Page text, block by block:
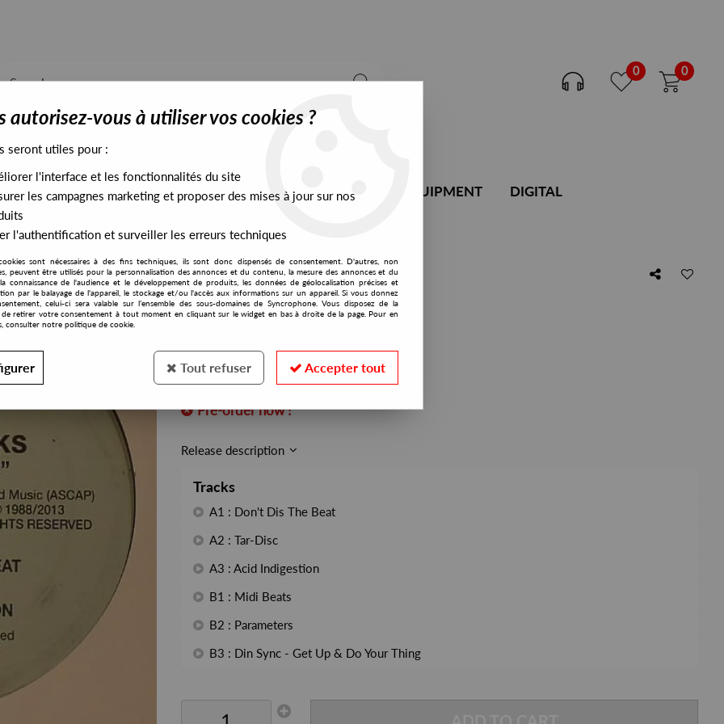
0 0
STOCK EXCLUSIVES PRESALES EXCLUSIVES DJ EQUIPMENT DIGITAL
Ep
Alleviated
Gherkin Jerks
Stomp The Beat Ep
11,00 €incl. taxes
ML2219
Pre-order now !
Release description
Tracks
A1 : Don't Dis The Beat
A2 : Tar-Disc
A3 : Acid Indigestion
B1 : Midi Beats
B2 : Parameters
B3 : Din Sync - Get Up & Do Your Thing
autorisez-vous à utiliser vos cookies ?
seront utiles pour :
l'interface et les fonctionnalités du site
les campagnes marketing et proposer des mises à jour sur nos
l'authentification et surveiller les erreurs techniques
sont nécessaires à des fins techniques, ils sont donc dispensés de consentement. D'autres, non
peuvent être utilisés pour la personnalisation des annonces et du contenu, la mesure des annonces et du
connaissance de l'audience et le développement de produits, les données de géolocalisation précises et
par le balayage de l'appareil, le stockage et/ou l'accès aux informations sur un appareil. Si vous donnez
celui-ci sera valable sur l’ensemble des sous-domaines de Syncrophone. Vous disposez de la
de retirer votre consentement à tout moment en cliquant sur le widget en bas à droite de la page. Pour en
consulter notre politique de cookie.
Tout refuser Accepter tout